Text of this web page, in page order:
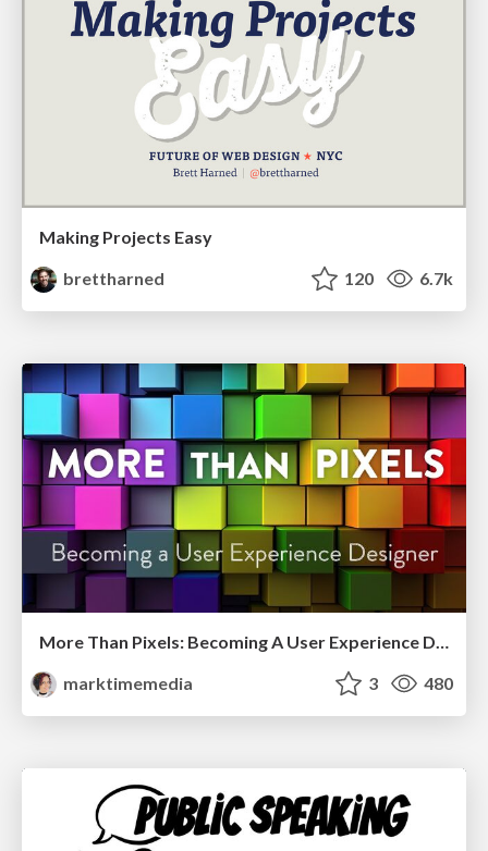
Making Projects Easy
brettharned
120 6.7k
More Than Pixels: Becoming A User Experience Designer
marktimemedia
3 480